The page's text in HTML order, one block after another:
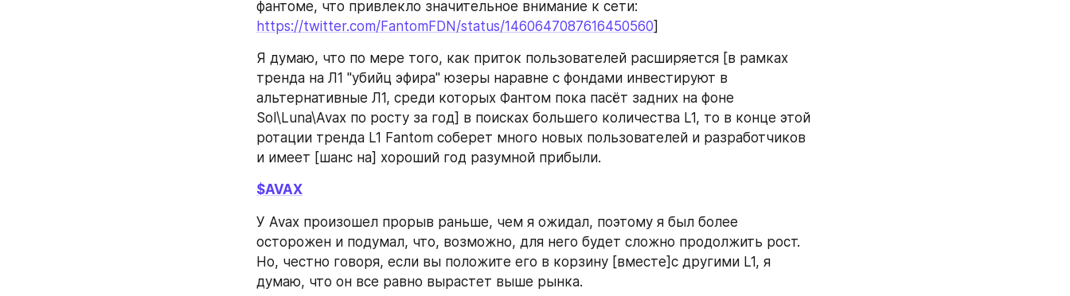
https://twitter.com/FantomFDN/status/1460647087616450560]
Я думаю, что по мере того, как приток пользователей расширяется [в рамках
тренда на Л1 "убийц эфира" юзеры наравне с фондами инвестируют в
альтернативные Л1, среди которых Фантом пока пасёт задних на фоне
Sol\Luna\Avax по росту за год] в поисках большего количества L1, то в конце этой
ротации тренда L1 Fantom соберет много новых пользователей и разработчиков
и имеет [шанс на] хороший год разумной прибыли.
$AVAX
У Avax произошел прорыв раньше, чем я ожидал, поэтому я был более
осторожен и подумал, что, возможно, для него будет сложно продолжить рост.
Но, честно говоря, если вы положите его в корзину [вместе]с другими L1, я
думаю, что он все равно вырастет выше рынка.